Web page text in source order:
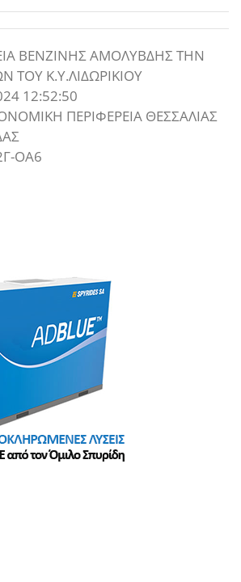
ΒΕΝΖΙΝΗΣ ΑΜΟΛΥΒΔΗΣ ΤΗΝ
ΤΟΥ Κ.Υ.ΛΙΔΩΡΙΚΙΟΥ
12:52:50
ΠΕΡΙΦΕΡΕΙΑ ΘΕΣΣΑΛΙΑΣ
ΟΑ6